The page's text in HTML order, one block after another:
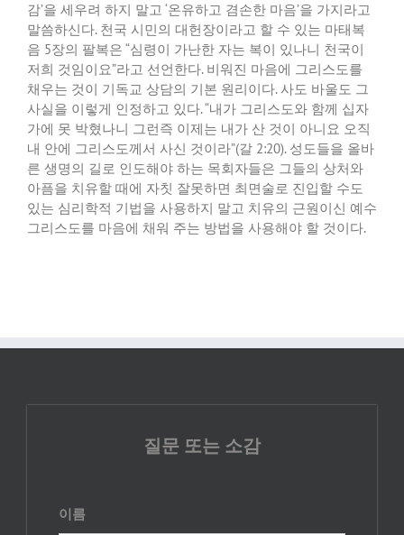
감’을 세우려 하지 말고 ‘온유하고 겸손한 마음’을 가지라고
말씀하신다. 천국 시민의 대헌장이라고 할 수 있는 마태복
음 5장의 팔복은 “심령이 가난한 자는 복이 있나니 천국이
저희 것임이요”라고 선언한다. 비워진 마음에 그리스도를
채우는 것이 기독교 상담의 기본 원리이다.사도 바울도 그
사실을 이렇게 인정하고 있다. “내가 그리스도와 함께 십자
가에 못 박혔나니 그런즉 이제는 내가 산 것이 아니요 오직
내 안에 그리스도께서 사신 것이라”(갈 2:20). 성도들을 올바
른 생명의 길로 인도해야 하는 목회자들은 그들의 상처와
아픔을 치유할 때에 자칫 잘못하면 최면술로 진입할 수도
있는 심리학적 기법을 사용하지 말고 치유의 근원이신 예수
그리스도를 마음에 채워 주는 방법을 사용해야 할 것이다.
질문 또는 소감
이름